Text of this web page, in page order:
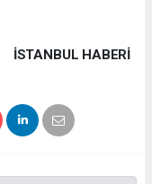
İSTANBUL HABERİ